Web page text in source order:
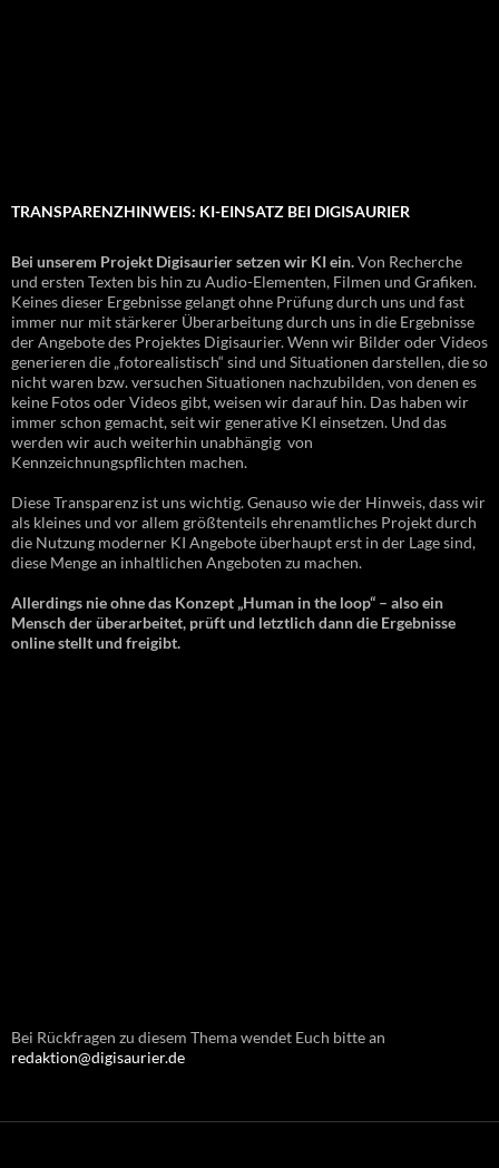
TRANSPARENZHINWEIS: KI-EINSATZ BEI DIGISAURIER
Bei unserem Projekt Digisaurier setzen wir KI ein.Von Recherche
und ersten Texten bis hin zu Audio-Elementen, Filmen und Grafiken.
Keines dieser Ergebnisse gelangt ohne Prüfung durch uns und fast
immer nur mit stärkerer Überarbeitung durch uns in die Ergebnisse
der Angebote des Projektes Digisaurier. Wenn wir Bilder oder Videos
generieren die „fotorealistisch“ sind und Situationen darstellen, die so
nicht waren bzw. versuchen Situationen nachzubilden, von denen es
keine Fotos oder Videos gibt, weisen wir darauf hin. Das haben wir
immer schon gemacht, seit wir generative KI einsetzen. Und das
werden wir auch weiterhin unabhängig von
Kennzeichnungspflichten machen.
Diese Transparenz ist uns wichtig. Genauso wie der Hinweis, dass wir
als kleines und vor allem größtenteils ehrenamtliches Projekt durch
die Nutzung moderner KI Angebote überhaupt erst in der Lage sind,
diese Menge an inhaltlichen Angeboten zu machen.
Allerdings nie ohne das Konzept „Human in the loop“ – also ein
Mensch der überarbeitet, prüft und letztlich dann die Ergebnisse
online stellt und freigibt.
Bei Rückfragen zu diesem Thema wendet Euch bitte an
redaktion@digisaurier.de